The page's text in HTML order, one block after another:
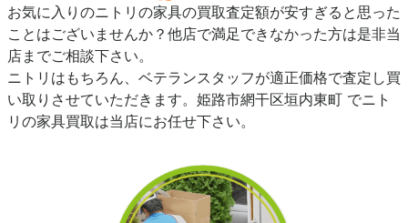
お気に入りのニトリの家具の買取査定額が安すぎると思った
ことはございませんか？他店で満足できなかった方は是非当
店までご相談下さい。
ニトリはもちろん、ベテランスタッフが適正価格で査定し買
い取りさせていただきます。姫路市網干区垣内東町 でニト
リの家具買取は当店にお任せ下さい。